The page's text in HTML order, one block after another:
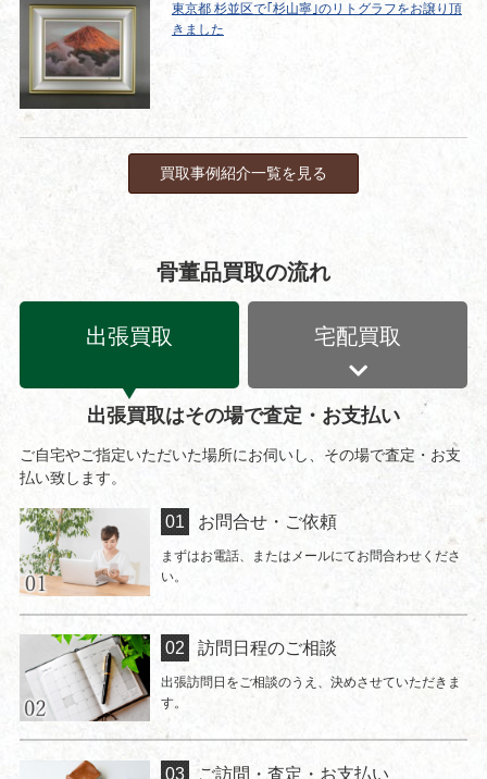
東京都 杉並区で｢杉山寧｣のリトグラフをお譲り頂
きました
買取事例紹介一覧を見る
骨董品買取の流れ
出張買取 宅配買取
出張買取はその場で査定・お支払い
ご自宅やご指定いただいた場所にお伺いし、その場で査定・お支
払い致します。
お問合せ・ご依頼
まずはお電話、またはメールにてお問合わせくださ
い。
訪問日程のご相談
出張訪問日をご相談のうえ、決めさせていただきま
す。
ご訪問・査定・お支払い